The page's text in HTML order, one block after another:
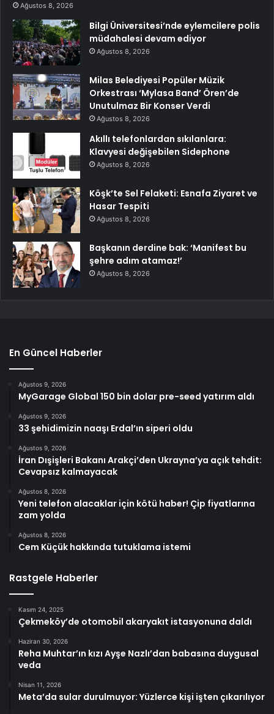
Ağustos 8, 2026
Bilgi Üniversitesi’nde eylemcilere polis
müdahalesi devam ediyor
Ağustos 8, 2026
Milas Belediyesi Popüler Müzik
Orkestrası ‘Mylasa Band’ Ören’de
Unutulmaz Bir Konser Verdi
Ağustos 8, 2026
Akıllı telefonlardan sıkılanlara:
Klavyesi değişebilen Sidephone
Ağustos 8, 2026
Köşk’te Sel Felaketi: Esnafa Ziyaret ve
Hasar Tespiti
Ağustos 8, 2026
Başkanın derdine bak: ‘Manifest bu
şehre adım atamaz!’
Ağustos 8, 2026
En Güncel Haberler
Ağustos 9, 2026
MyGarage Global 150 bin dolar pre-seed yatırım aldı
Ağustos 9, 2026
33 şehidimizin naaşı Erdal’ın siperi oldu
Ağustos 9, 2026
İran Dışişleri Bakanı Arakçi’den Ukrayna’ya açık tehdit:
Cevapsız kalmayacak
Ağustos 8, 2026
Yeni telefon alacaklar için kötü haber! Çip fiyatlarına
zam yolda
Ağustos 8, 2026
Cem Küçük hakkında tutuklama istemi
Rastgele Haberler
Kasım 24, 2025
Çekmeköy’de otomobil akaryakıt istasyonuna daldı
Haziran 30, 2026
Reha Muhtar’ın kızı Ayşe Nazlı’dan babasına duygusal
veda
Nisan 11, 2026
Meta’da sular durulmuyor: Yüzlerce kişi işten çıkarılıyor